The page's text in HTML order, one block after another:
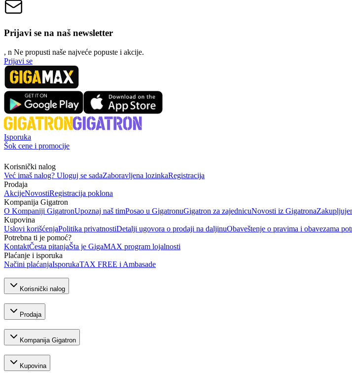
Prijavi se na naš newsletter
, n Ne propusti naše najveće popuste i akcije.
Prijavi se
Isporuka
Šok cene i promocije
Korisnički nalog
Već imaš nalog? Uloguj se sadaZaboravljena lozinkaRegistracija
Prodaja
AkcijeNovostiRegistracija poklona
Kompanija Gigatron
O Kompaniji GigatronUpoznaj naš timPosao u GigatronuGigatron za zajednicuNovosti iz Gigatrona
Kupovina
Uslovi korišćenjaPolitika privatnostiDetalji ugovora o prodaji na daljinuObaveštenje o pravima i obavezama
Potrebna ti je pomoć?
KontaktČesta pitanjaŠta je GigaMAX program lojalnosti
Plaćanje i isporuka
Načini plaćanjaIsporukaTAX FREE i Ambasade
Korisnički nalog
Prodaja
Kompanija Gigatron
Kupovina